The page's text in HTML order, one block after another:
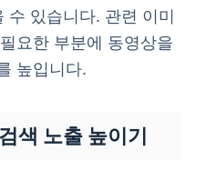
수 있습니다. 관련 이미
요한 부분에 동영상을
높입니다.
색 노출 높이기